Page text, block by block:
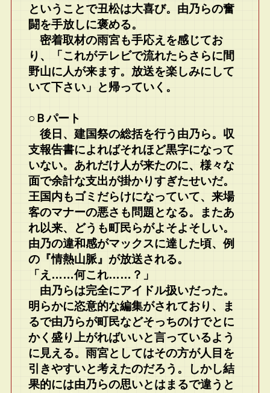
ということで丑松は大喜び。由乃らの奮
闘を手放しに褒める。
密着取材の雨宮も手応えを感じてお
り、「これがテレビで流れたらさらに間
野山に人が来ます。放送を楽しみにして
いて下さい」と帰っていく。
○Ｂパート
後日、建国祭の総括を行う由乃ら。収
支報告書によればそれほど黒字になって
いない。あれだけ人が来たのに、様々な
面で余計な支出が掛かりすぎたせいだ。
王国内もゴミだらけになっていて、来場
客のマナーの悪さも問題となる。またあ
れ以来、どうも町民らがよそよそしい。
由乃の違和感がマックスに達した頃、例
の『情熱山脈』が放送される。
「え……何これ……？」
由乃らは完全にアイドル扱いだった。
明らかに恣意的な編集がされており、ま
るで由乃らが町民などそっちのけでとに
かく盛り上がればいいと言っているよう
に見える。雨宮としてはその方が人目を
引きやすいと考えたのだろう。しかし結
果的には由乃らの思いとはまるで違うと